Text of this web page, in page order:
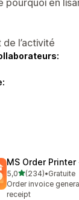
l’activité
MS Order Printer
5,0étoile(s) sur 5
(234)
234 avis au total
•Gratuite
Order invoice
receipt